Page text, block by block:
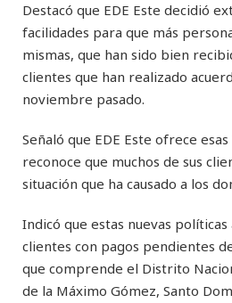
Destacó que EDE Este decidió
facilidades para que más
mismas, que han sido bien
clientes que han realizado
noviembre pasado.
Señaló que EDE Este ofrece
reconoce que muchos de sus
situación que ha causado a los
Indicó que estas nuevas
clientes con pagos pendientes
que comprende el Distrito
de la Máximo Gómez, Santo